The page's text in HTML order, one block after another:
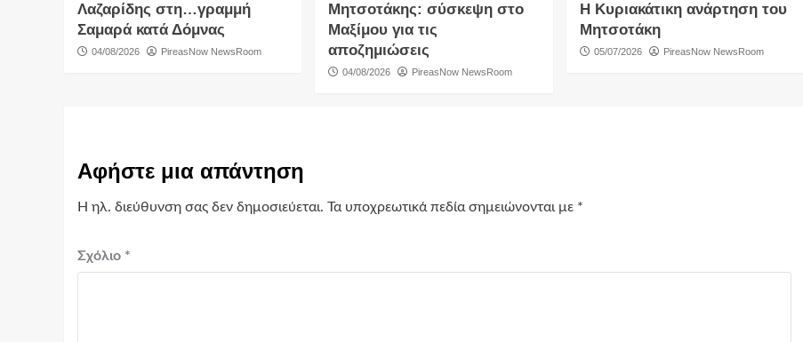
Λαζαρίδης στη…γραμμή
Σαμαρά κατά Δόμνας
04/08/2026 PireasNow NewsRoom
Μητσοτάκης: σύσκεψη στο
Μαξίμου για τις
αποζημιώσεις
04/08/2026 PireasNow NewsRoom
Η Κυριακάτικη ανάρτηση του
Μητσοτάκη
05/07/2026 PireasNow NewsRoom
Αφήστε μια απάντηση
Η ηλ. διεύθυνση σας δεν δημοσιεύεται. Τα υποχρεωτικά πεδία σημειώνονται με *
Σχόλιο *